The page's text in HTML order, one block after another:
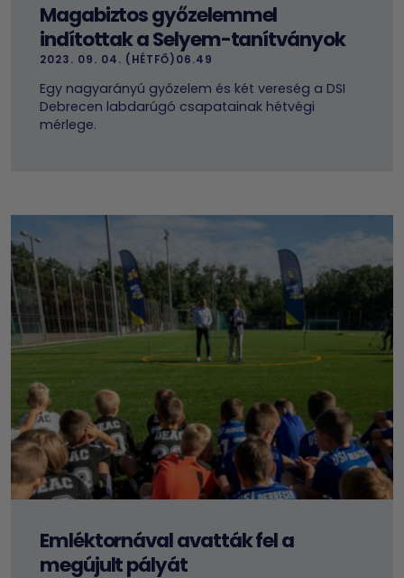
Magabiztos győzelemmel
indítottak a Selyem-tanítványok
2023. 09. 04. (HÉTFŐ)06.49
Egy nagyarányú győzelem és két vereség a DSI
Debrecen labdarúgó csapatainak hétvégi
mérlege.
Emléktornával avatták fel a
megújult pályát